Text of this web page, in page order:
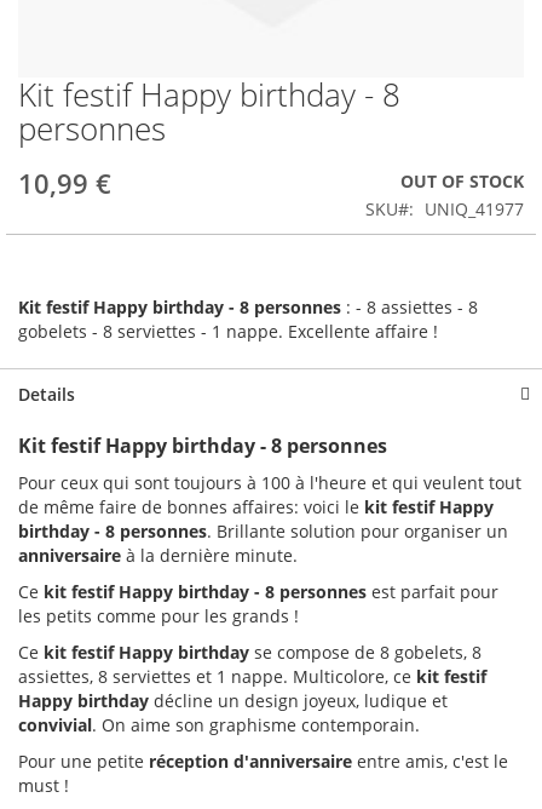
Skip
to
the
of
images
Kit festif Happy birthday - 8
personnes
10,99 €
OUT OF STOCK
SKU
UNIQ_41977
Kit festif Happy birthday - 8 personnes : - 8 assiettes - 8
gobelets - 8 serviettes - 1 nappe. Excellente affaire !
Details
Kit festif Happy birthday - 8 personnes
Pour ceux qui sont toujours à 100 à l'heure et qui veulent tout
de même faire de bonnes affaires: voici le kit festif Happy
birthday - 8 personnes. Brillante solution pour organiser un
anniversaire à la dernière minute.
Ce kit festif Happy birthday - 8 personnes est parfait pour
les petits comme pour les grands !
Ce kit festif Happy birthday se compose de 8 gobelets, 8
assiettes, 8 serviettes et 1 nappe. Multicolore, ce kit festif
Happy birthday décline un design joyeux, ludique et
convivial. On aime son graphisme contemporain.
Pour une petite réception d'anniversaire entre amis, c'est le
must !